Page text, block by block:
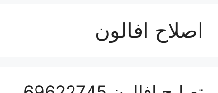
اصلاح افالون